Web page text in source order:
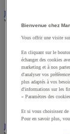
Diable
Voir toute la catégorie
Accessoires
Diable
Diable
Diable escalier
Diable pliant
Diable porte-
Diable pour fûts
Diable
Élingue et
Bienvenue chez
Vous offrir une visite
En cliquant sur le
échanger des cookies
marketing et à nos
d'analyser vos
plus adaptés à vos
d'informations sur les
« Paramètres des
Et si vous choisissez
Pour en savoir plus,